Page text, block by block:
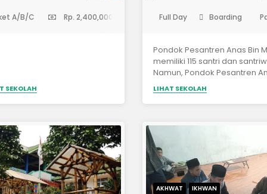
A/B/C Rp. 2,400,000
SEKOLAH
Full Day Boarding
Pondok Pesantren Anas Bin
memiliki 115 santri dan
Namun, Pondok Pesantren
Bin Malik belum mempunyai
bangunan kelas serta belum
memiliki fasilitas yang
salah satu Ruko di daerah Jl.
Sisingamangaraja, Bagan
untuk ikhwan, dan
di SDIT Imam Syafi’i Jl.
Bagan Batu untuk akhwat.
LIHAT SEKOLAH
AKHWAT IKHWAN